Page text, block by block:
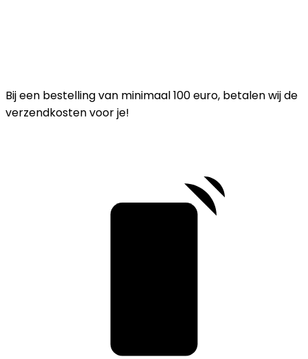
Bij een bestelling van minimaal 100 euro, betalen wij de
verzendkosten voor je!